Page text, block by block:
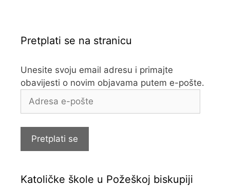
Pretplati se na stranicu
Unesite svoju email adresu i primajte
obavijesti o novim objavama putem e-pošte.
Adresa
Pretplati se
Katoličke škole u Požeškoj biskupiji